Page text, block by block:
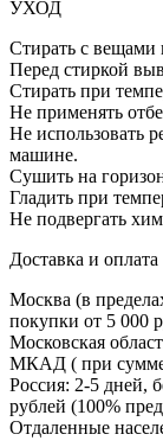
УХОД
Стирать с вещами
Перед стиркой
Стирать при
Не применять
Не использовать
машине.
Сушить на
Гладить при
Не подвергать
Доставка и оплата
Москва (в
покупки от 5 000
Московская
МКАД ( при сумме
Россия: 2-5 дней,
рублей (100%
Отдаленные